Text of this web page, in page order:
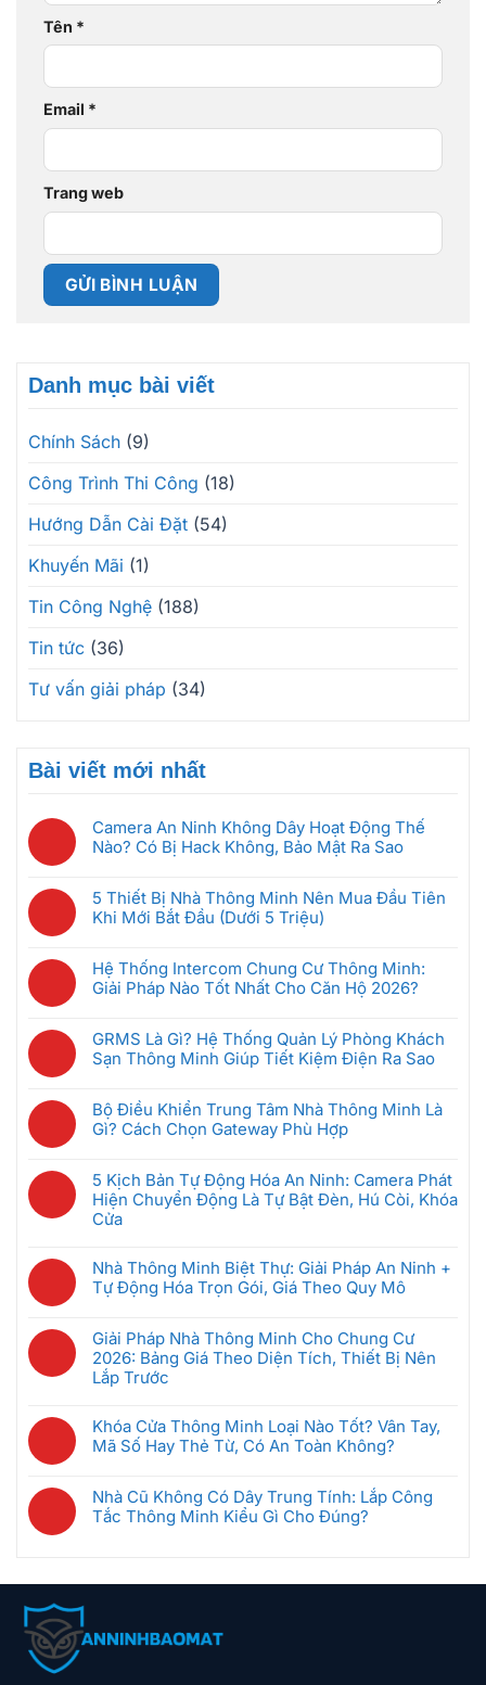
Tên *
Email *
Trang web
Danh mục bài viết
Chính Sách (9)
Công Trình Thi Công (18)
Hướng Dẫn Cài Đặt (54)
Khuyến Mãi (1)
Tin Công Nghệ (188)
Tin tức (36)
Tư vấn giải pháp (34)
Bài viết mới nhất
Camera An Ninh Không Dây Hoạt Động Thế
Nào? Có Bị Hack Không, Bảo Mật Ra Sao
có
bình
Camera
An
Dây
Hoạt
Thế
Nào?
Hack
Không,
Bảo
Ra
Sao
5 Thiết Bị Nhà Thông Minh Nên Mua Đầu Tiên
Khi Mới Bắt Đầu (Dưới 5 Triệu)
có
bình
luận
5
Thiết
Nhà
Thông
Minh
Mua
Đầu
Tiên
Bắt
Đầu
5
Triệu)
Hệ Thống Intercom Chung Cư Thông Minh:
Giải Pháp Nào Tốt Nhất Cho Căn Hộ 2026?
có
bình
luận
Hệ
Thống
Chung
Cư
Thông
Minh:
Pháp
Nào
Cho
Căn
Hộ
GRMS Là Gì? Hệ Thống Quản Lý Phòng Khách
Sạn Thông Minh Giúp Tiết Kiệm Điện Ra Sao
có
bình
GRMS
Là
Gì?
Thống
Quản
Lý
Khách
Sạn
Thông
Giúp
Tiết
Kiệm
Ra
Sao
Bộ Điều Khiển Trung Tâm Nhà Thông Minh Là
Gì? Cách Chọn Gateway Phù Hợp
có
bình
luận
ở
Điều
Khiển
Tâm
Nhà
Thông
Minh
Gì?
Cách
Gateway
Phù
Hợp
5 Kịch Bản Tự Động Hóa An Ninh: Camera Phát
Hiện Chuyển Động Là Tự Bật Đèn, Hú Còi, Khóa
Cửa
có
bình
luận
5
Kịch
Bản
Động
Hóa
An
Camera
Phát
Bật
Nhà Thông Minh Biệt Thự: Giải Pháp An Ninh +
Tự Động Hóa Trọn Gói, Giá Theo Quy Mô
có
bình
luận
ở
Thông
Minh
Thự:
Giải
Pháp
+
Hóa
Giải Pháp Nhà Thông Minh Cho Chung Cư
2026: Bảng Giá Theo Diện Tích, Thiết Bị Nên
Lắp Trước
có
bình
Giải
Pháp
Cư
Khóa Cửa Thông Minh Loại Nào Tốt? Vân Tay,
Mã Số Hay Thẻ Từ, Có An Toàn Không?
có
bình
luận
Cửa
Loại
Nhà Cũ Không Có Dây Trung Tính: Lắp Công
Tắc Thông Minh Kiểu Gì Cho Đúng?
bình
Nhà